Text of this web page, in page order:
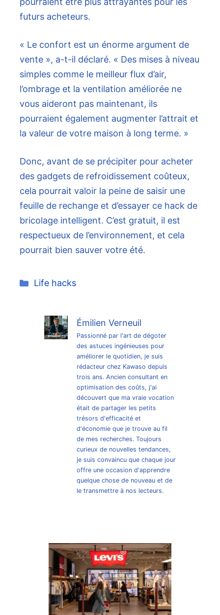
futurs acheteurs.
« Le confort est un énorme argument de
vente », a-t-il déclaré. « Des mises à niveau
simples comme le meilleur flux d’air,
l’ombrage et la ventilation améliorée ne
vous aideront pas maintenant, ils
pourraient également augmenter l’attrait et
la valeur de votre maison à long terme. »
Donc, avant de se précipiter pour acheter
des gadgets de refroidissement coûteux,
cela pourrait valoir la peine de saisir une
feuille de rechange et d’essayer ce hack de
bricolage intelligent. C’est gratuit, il est
respectueux de l’environnement, et cela
pourrait bien sauver votre été.
Catégories
Life hacks
Émilien Verneuil
Passionné par l'art de dégoter
des astuces ingénieuses pour
améliorer le quotidien, je suis
rédacteur chez Kawaso depuis
trois ans. Ancien consultant en
optimisation des coûts, j'ai
découvert que ma vraie vocation
était de partager les petits
trésors d'efficacité et
d'économie que je trouve au fil
de mes recherches. Toujours
curieux de nouvelles tendances,
je suis convaincu que chaque jour
offre une occasion d'apprendre
quelque chose de nouveau et de
le transmettre à nos lecteurs.